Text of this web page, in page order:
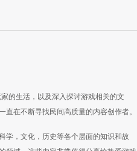
的生活，以及深入探讨游戏相关的文
在不断寻找民间高质量的内容创作者。
学，文化，历史等各个层面的知识和故